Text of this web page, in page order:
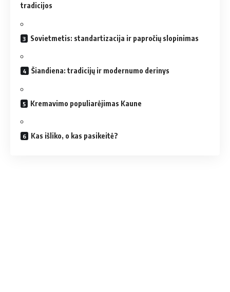
tradicijos
Sovietmetis: standartizacija ir papročių slopinimas
Šiandiena: tradicijų ir modernumo derinys
Kremavimo populiarėjimas Kaune
Kas išliko, o kas pasikeitė?